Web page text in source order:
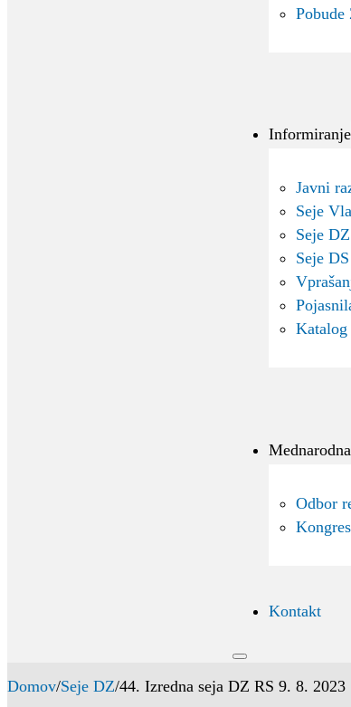
Pobude
Informiranje
Javni
Seje
Seje
Seje
Odbor
Kontakt
Domov/Seje DZ/44. Izredna seja DZ RS 9. 8. 2023